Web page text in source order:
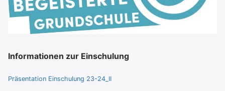
Informationen zur Einschulung
Präsentation Einschulung 23-24_II